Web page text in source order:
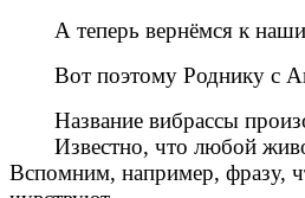
А теперь вернёмся к
Вот поэтому Роднику с
Название вибрассы
Известно, что любой
Вспомним, например, фразу,